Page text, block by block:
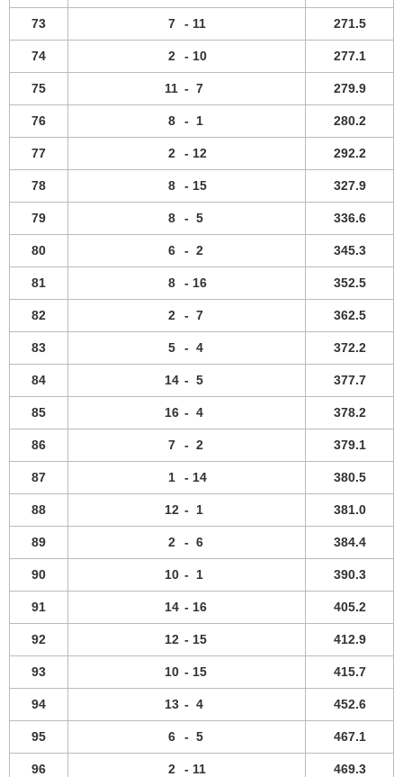
73 7 - 11 271.5
74 2 - 10 277.1
75 11 - 7 279.9
76 8 - 1 280.2
77 2 - 12 292.2
78 8 - 15 327.9
79 8 - 5 336.6
80 6 - 2 345.3
81 8 - 16 352.5
82 2 - 7 362.5
83 5 - 4 372.2
84 14 - 5 377.7
85 16 - 4 378.2
86 7 - 2 379.1
87 1 - 14 380.5
88 12 - 1 381.0
89 2 - 6 384.4
90 10 - 1 390.3
91 14 - 16 405.2
92 12 - 15 412.9
93 10 - 15 415.7
94 13 - 4 452.6
95 6 - 5 467.1
96 2 - 11 469.3